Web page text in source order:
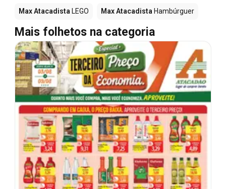
Max Atacadista LEGO Max Atacadista Hambúrguer
Mais folhetos na categoria